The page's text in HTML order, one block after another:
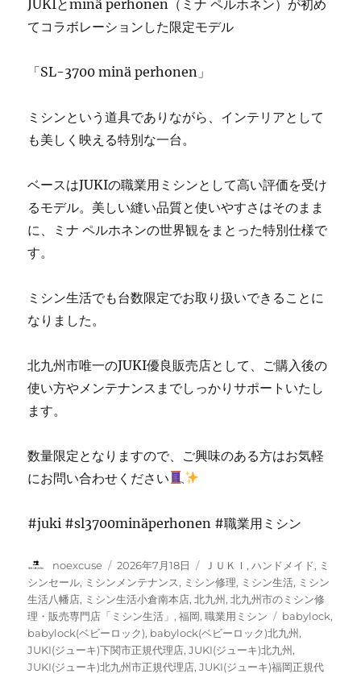
ン
理
専
門
店
シ
ン
活」
JUKIとminä perhonen（ミナ ペルホネン）が初め
てコラボレーションした限定モデル
「SL-3700 minä perhonen」
ミシンという道具でありながら、インテリアとして
も美しく映える特別な一台。
ベースはJUKIの職業用ミシンとして高い評価を受け
るモデル。美しい縫い品質と使いやすさはそのまま
に、ミナ ペルホネンの世界観をまとった特別仕様で
す。
ミシン生活でも台数限定でお取り扱いできることに
なりました。
北九州市唯一のJUKI優良販売店として、ご購入後の
使い方やメンテナンスまでしっかりサポートいたし
ます。
数量限定となりますので、ご興味のある方はお気軽
にお問い合わせください
#juki #sl3700minäperhonen #職業用ミシン
投
稿
者
noexcuse
投
稿
日:
2026年7月18日
カ
テ
ゴ
リ
ー
ＪＵＫＩ ,ハンドメイド, ミ
シンセール, ミシンメンテナンス, ミシン修理, ミシン生活, ミシン
生活八幡店, ミシン生活小倉南本店,北九州 ,北九州市のミシン修
理・販売専門店「ミシン生活」 ,福岡,職業用ミシン
タ
グ
babylock,
babylock(ベビーロック), babylock(ベビーロック)北九州 ,
JUKI(ジューキ)下関市正規代理店,JUKI(ジューキ)北九州 ,
JUKI(ジューキ)北九州市正規代理店,JUKI(ジューキ)福岡正規代